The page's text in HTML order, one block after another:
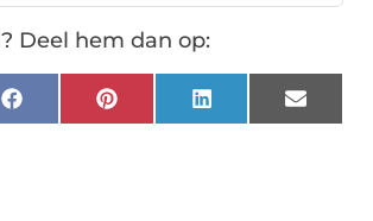
Deel hem dan op:
FacebookPinterest LinkedIn Email